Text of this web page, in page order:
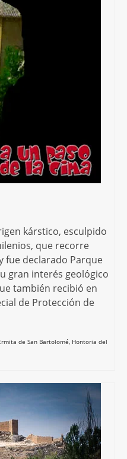
kárstico, esculpido
que recorre
fue declarado Parque
gran interés geológico
también recibió en
de Protección de
de San Bartolomé, Hontoria del